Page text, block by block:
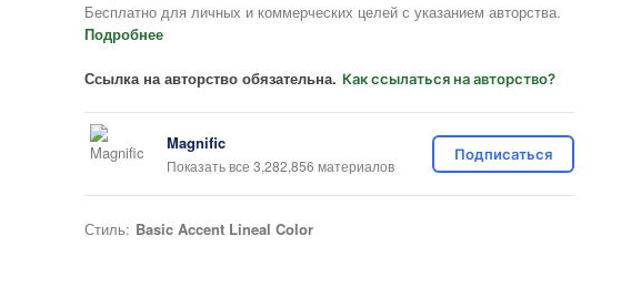
Бесплатно для личных и коммерческих целей с указанием авторства.
Подробнее
Ссылка на авторство обязательна. Как ссылаться на авторство?
Magnific
Показать все 3,282,856 материалов
Подписаться
Стиль: Basic Accent Lineal Color